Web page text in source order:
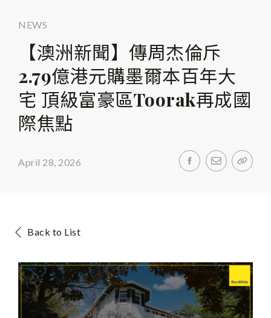
NEWS
【澳洲新聞】傳周杰倫斥
2.79億港元購墨爾本百年大
宅 頂級富豪區Toorak再成國
際焦點
April 28, 2026
Back to List